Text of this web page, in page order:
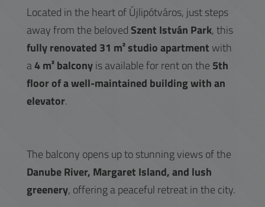
Located in the heart of Újlipótváros, just steps
away from the belovedSzent István Park, this
fully renovated 31 m² studio apartmentwith
a4 m² balconyis available for rent on the 5th
floor of a well-maintained building with an
elevator.
The balcony opens up to stunning views of the
Danube River, Margaret Island, and lush
greenery, offering a peaceful retreat in the city.